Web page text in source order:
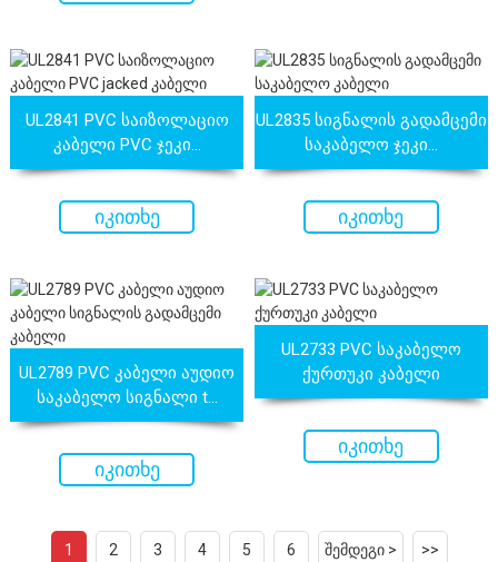
UL2841 PVC საიზოლაციო
კაბელი PVC ჯეკი...
იკითხე
UL2835 სიგნალის გადამცემი
საკაბელო ჯეკი...
იკითხე
UL2789 PVC კაბელი აუდიო
საკაბელო სიგნალი t...
იკითხე
UL2733 PVC საკაბელო
ქურთუკი კაბელი
იკითხე
1 2 3 4 5 6 შემდეგი > >>